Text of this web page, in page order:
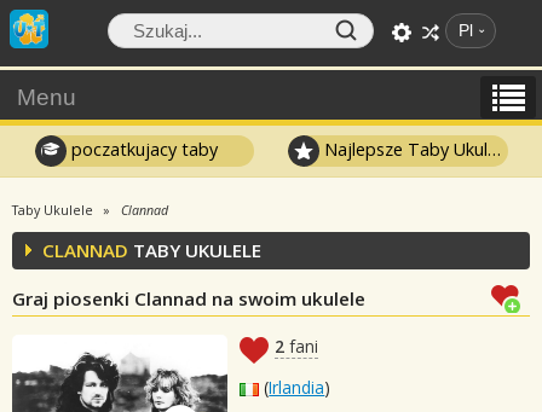
Pl
Menu
poczatkujacy taby Najlepsze Taby Ukulele
Taby Ukulele Clannad
CLANNAD TABY UKULELE
Graj piosenki Clannad na swoim ukulele
2 fani
(Irlandia)